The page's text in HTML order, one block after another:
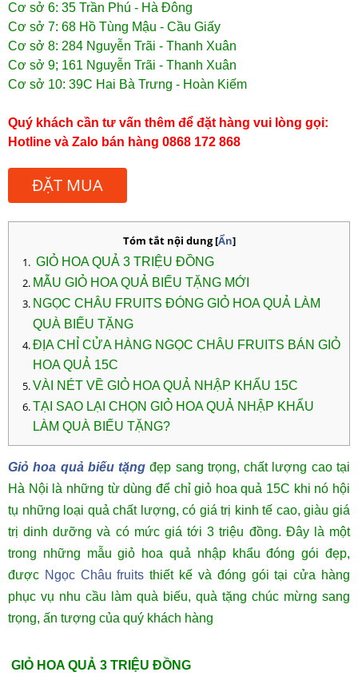
Cơ sở 6: 35 Trần Phú - Hà Đông
Cơ sở 7: 68 Hồ Tùng Mậu - Cầu Giấy
Cơ sở 8: 284 Nguyễn Trãi - Thanh Xuân
Cơ sở 9; 161 Nguyễn Trãi - Thanh Xuân
Cơ sở 10: 39C Hai Bà Trưng - Hoàn Kiếm
Quý khách cần tư vấn thêm để đặt hàng vui lòng gọi:
Hotline và Zalo bán hàng 0868 172 868
ĐẶT MUA
Tóm tắt nội dung[Ẩn]
GIỎ HOA QUẢ 3 TRIỆU ĐỒNG
MẪU GIỎ HOA QUẢ BIẾU TẶNG MỚI
NGỌC CHÂU FRUITS ĐÓNG GIỎ HOA QUẢ LÀM
QUÀ BIẾU TẶNG
ĐỊA CHỈ CỬA HÀNG NGỌC CHÂU FRUITS BÁN GIỎ
HOA QUẢ 15C
VÀI NÉT VỀ GIỎ HOA QUẢ NHẬP KHẨU 15C
TẠI SAO LẠI CHỌN GIỎ HOA QUẢ NHẬP KHẨU
LÀM QUÀ BIẾU TẶNG?
Giỏ hoa quả biếu tặng đẹp sang trọng, chất lượng cao tại
Hà Nội là những từ dùng để chỉ giỏ hoa quả 15C khi nó hội
tụ những loại quả chất lượng, có giá trị kinh tế cao, giàu giá
trị dinh dưỡng và có mức giá tới 3 triệu đồng. Đây là một
trong những mẫu giỏ hoa quả nhập khẩu đóng gói đẹp,
được Ngọc Châu fruits thiết kế và đóng gói tại cửa hàng
phục vụ nhu cầu làm quà biếu, quà tặng chúc mừng sang
trọng, ấn tượng của quý khách hàng
GIỎ HOA QUẢ 3 TRIỆU ĐỒNG